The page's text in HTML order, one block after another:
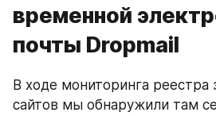
временной
почты Dropmail
В ходе мониторинга
сайтов мы обнаружили там